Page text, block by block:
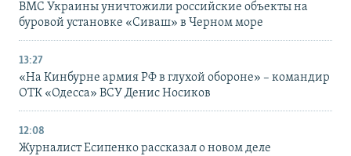
ВМС Украины уничтожили российские объекты на
буровой установке «Сиваш» в Черном море
13:27
«На Кинбурне армия РФ в глухой обороне» – командир
ОТК «Одесса» ВСУ Денис Носиков
12:08
Журналист Есипенко рассказал о новом деле